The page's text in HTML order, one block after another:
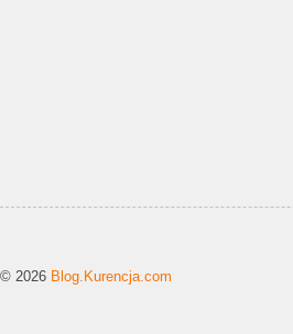
© 2026 Blog.Kurencja.com